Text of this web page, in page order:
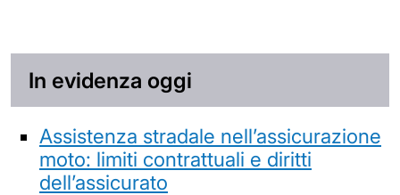
In evidenza oggi
Assistenza stradale nell’assicurazione
moto: limiti contrattuali e diritti
dell’assicurato